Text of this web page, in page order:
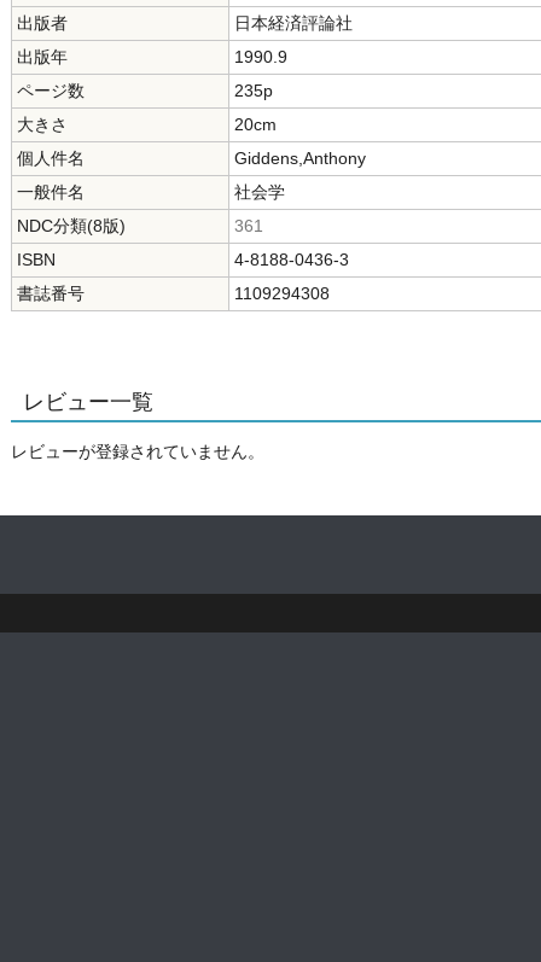
出版者
日本経済評論社
出版年
1990.9
ページ数
235p
大きさ
20cm
個人件名
Giddens,Anthony
一般件名
社会学
NDC分類(8版)
361
ISBN
4-8188-0436-3
書誌番号
1109294308
レビュー一覧
レビューが登録されていません。